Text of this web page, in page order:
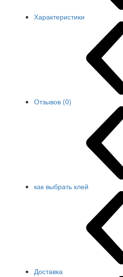
Характеристики
Отзывов (0)
как выбрать клей
Доставка